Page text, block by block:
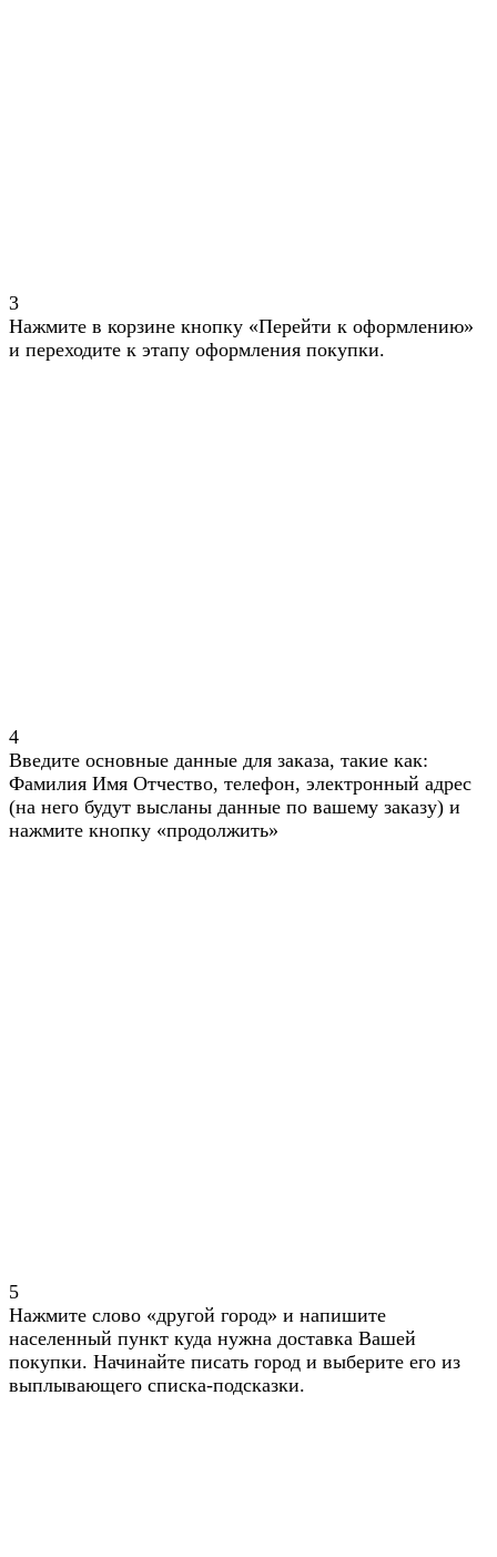
3
Нажмите в корзине кнопку «Перейти к оформлению»
и переходите к этапу оформления покупки.
4
Введите основные данные для заказа, такие как:
Фамилия Имя Отчество, телефон, электронный адрес
(на него будут высланы данные по вашему заказу) и
нажмите кнопку «продолжить»
5
Нажмите слово «другой город» и напишите
населенный пункт куда нужна доставка Вашей
покупки. Начинайте писать город и выберите его из
выплывающего списка-подсказки.